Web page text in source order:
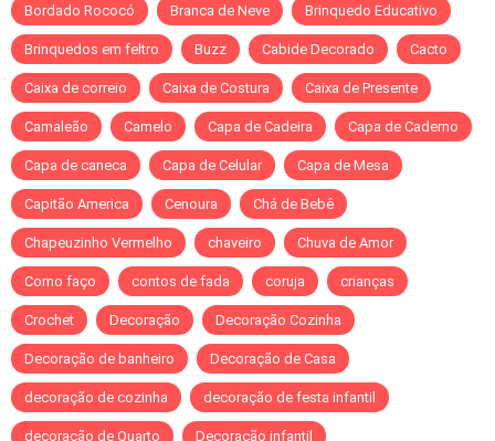
Bordado Rococó Branca de Neve Brinquedo Educativo
Brinquedos em feltro Buzz Cabide Decorado Cacto
Caixa de correio Caixa de Costura Caixa de Presente
Camaleão Camelo Capa de Cadeira Capa de Caderno
Capa de caneca Capa de Celular Capa de Mesa
Capitão America Cenoura Chá de Bebê
Chapeuzinho Vermelho chaveiro Chuva de Amor
Como faço contos de fada coruja crianças
Crochet Decoração Decoração Cozinha
Decoração de banheiro Decoração de Casa
decoração de cozinha decoração de festa infantil
decoração de Quarto Decoração infantil